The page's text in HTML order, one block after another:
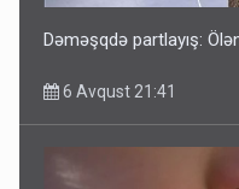
Dəməşqdə partlayış:
6 Avqust 21:41